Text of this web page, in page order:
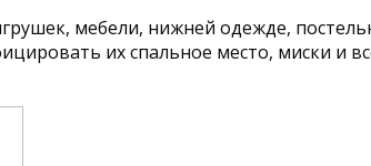
мебели, нижней одежде,
их спальное место, миски и